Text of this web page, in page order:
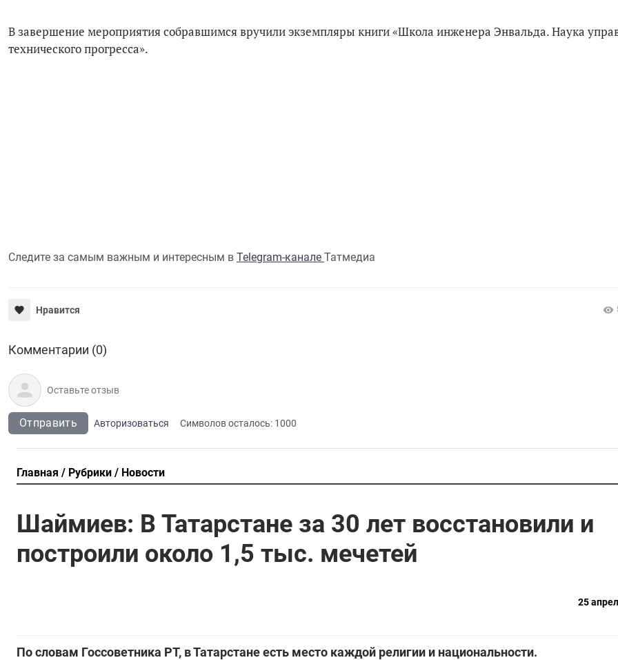
В завершение мероприятия собравшимся вручили экземпляры книги «Школа инженера Энвальда. Наука
технического прогресса».
Следите за самым важным и интересным в Telegram-канале Татмедиа
Нравится
Комментарии (0)
Отправить Авторизоваться Символов осталось: 1000
Главная Рубрики Новости
Шаймиев: В Татарстане за 30 лет восстановили и
построили около 1,5 тыс. мечетей
25
По словам Госсоветника РТ, в Татарстане есть место каждой религии и национальности.